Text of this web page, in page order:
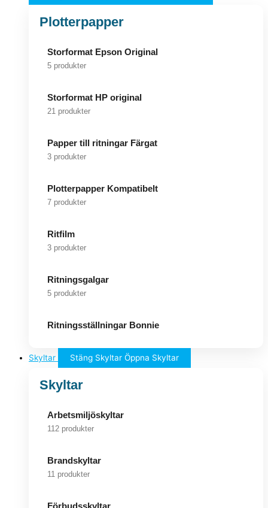
Plotterpapper
Storformat Epson Original
5 produkter
Storformat HP original
21 produkter
Papper till ritningar Färgat
3 produkter
Plotterpapper Kompatibelt
7 produkter
Ritfilm
3 produkter
Ritningsgalgar
5 produkter
Ritningsställningar Bonnie
Skyltar Stäng Skyltar Öppna Skyltar
Skyltar
Arbetsmiljöskyltar
112 produkter
Brandskyltar
11 produkter
Förbudsskyltar